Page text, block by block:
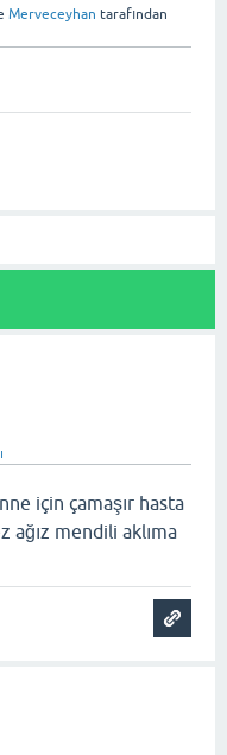
Merveceyhan tarafından
için çamaşır hasta
ağız mendili aklıma